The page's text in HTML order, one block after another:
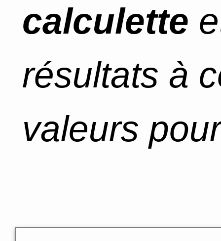
calculette
résultats à
valeurs